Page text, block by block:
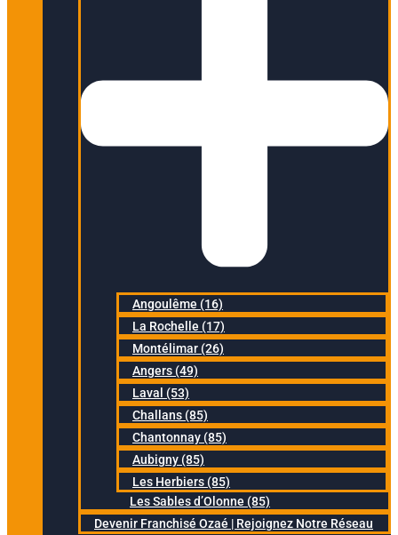
Angoulême (16)
La Rochelle (17)
Montélimar (26)
Angers (49)
Laval (53)
Challans (85)
Chantonnay (85)
Aubigny (85)
Les Herbiers (85)
Les Sables d’Olonne (85)
Devenir Franchisé Ozaé | Rejoignez Notre Réseau